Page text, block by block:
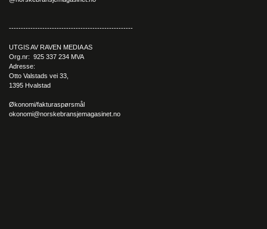
----------------------------------------------------
UTGIS AV RAVEN MEDIA AS
Org.nr: 925 337 234 MVA
Adresse:
Otto Valstads vei 33,
1395 Hvalstad
Økonomi/fakturaspørsmål
okonomi@norskebransjemagasinet.no